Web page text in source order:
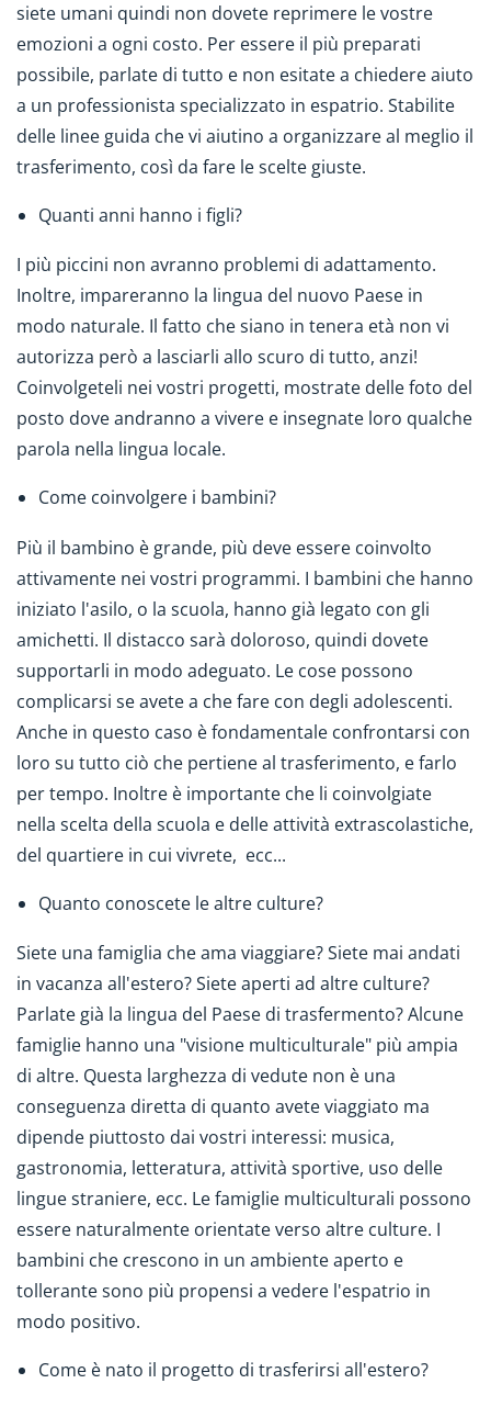
siete umani quindi non dovete reprimere le vostre
emozioni a ogni costo. Per essere il più preparati
possibile, parlate di tutto e non esitate a chiedere aiuto
a un professionista specializzato in espatrio. Stabilite
delle linee guida che vi aiutino a organizzare al meglio il
trasferimento, così da fare le scelte giuste.
Quanti anni hanno i figli?
I più piccini non avranno problemi di adattamento.
Inoltre, impareranno la lingua del nuovo Paese in
modo naturale. Il fatto che siano in tenera età non vi
autorizza però a lasciarli allo scuro di tutto, anzi!
Coinvolgeteli nei vostri progetti, mostrate delle foto del
posto dove andranno a vivere e insegnate loro qualche
parola nella lingua locale.
Come coinvolgere i bambini?
Più il bambino è grande, più deve essere coinvolto
attivamente nei vostri programmi. I bambini che hanno
iniziato l'asilo, o la scuola, hanno già legato con gli
amichetti. Il distacco sarà doloroso, quindi dovete
supportarli in modo adeguato. Le cose possono
complicarsi se avete a che fare con degli adolescenti.
Anche in questo caso è fondamentale confrontarsi con
loro su tutto ciò che pertiene al trasferimento, e farlo
per tempo. Inoltre è importante che li coinvolgiate
nella scelta della scuola e delle attività extrascolastiche,
del quartiere in cui vivrete, ecc...
Quanto conoscete le altre culture?
Siete una famiglia che ama viaggiare? Siete mai andati
in vacanza all'estero? Siete aperti ad altre culture?
Parlate già la lingua del Paese di trasfermento? Alcune
famiglie hanno una "visione multiculturale" più ampia
di altre. Questa larghezza di vedute non è una
conseguenza diretta di quanto avete viaggiato ma
dipende piuttosto dai vostri interessi: musica,
gastronomia, letteratura, attività sportive, uso delle
lingue straniere, ecc. Le famiglie multiculturali possono
essere naturalmente orientate verso altre culture. I
bambini che crescono in un ambiente aperto e
tollerante sono più propensi a vedere l'espatrio in
modo positivo.
Come è nato il progetto di trasferirsi all'estero?